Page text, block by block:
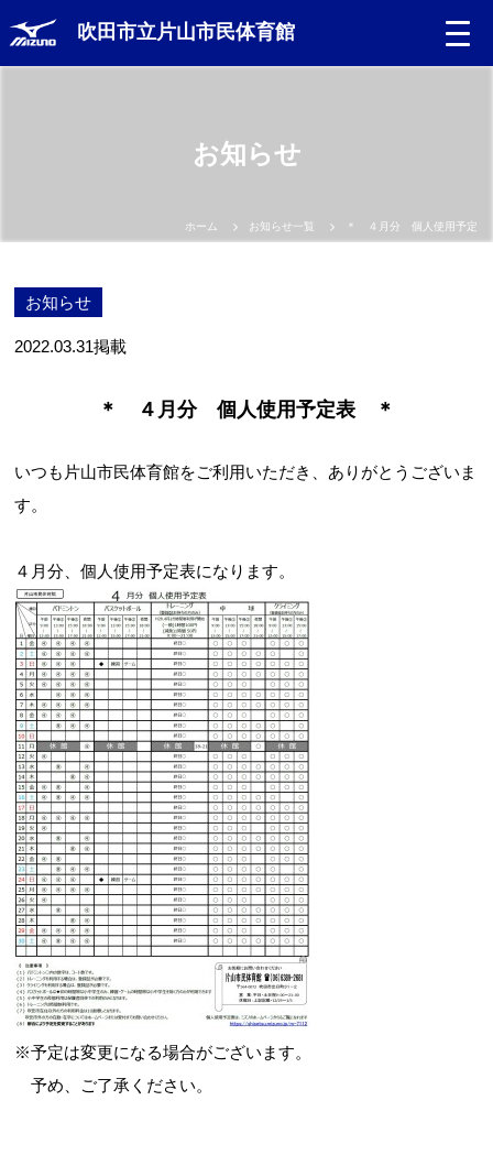
吹田市立片山市民体育館
お問合せフォーム
吹田市スポーツ施設予約システム(OPAS)
お知らせ
ホーム お知らせ一覧 ＊ ４月分 個人使用予定
お知らせ
2022.03.31掲載
＊ ４月分 個人使用予定表 ＊
いつも片山市民体育館をご利用いただき、ありがとうございま
す。
４月分、個人使用予定表になります。
※予定は変更になる場合がございます。
予め、ご了承ください。